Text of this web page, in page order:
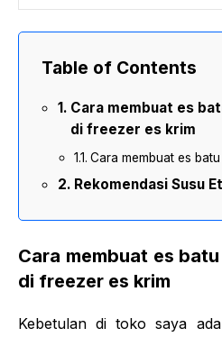
Table of Contents
Cara membuat es
di freezer es krim
Cara membuat es
Rekomendasi Susu
Cara membuat es
di freezer es krim
Kebetulan di toko saya